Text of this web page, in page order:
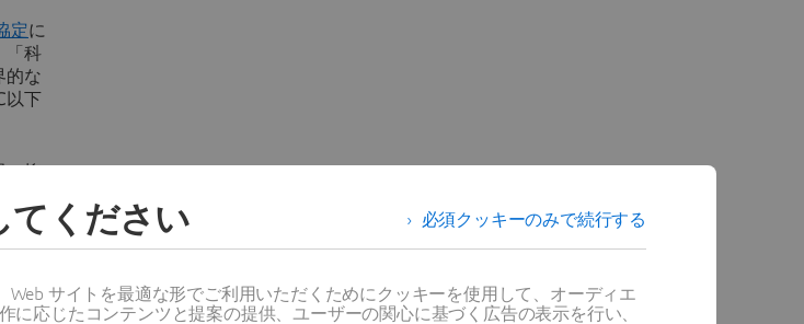
定に
「科
的な
下
抑
的
、
客に
ィ担
必須クッキーのみで続行する
てください
サイトを最適な形でご利用いただくためにクッキーを使用して、オーディエ
応じたコンテンツと提案の提供、ユーザーの関心に基づく広告の表示を行い、